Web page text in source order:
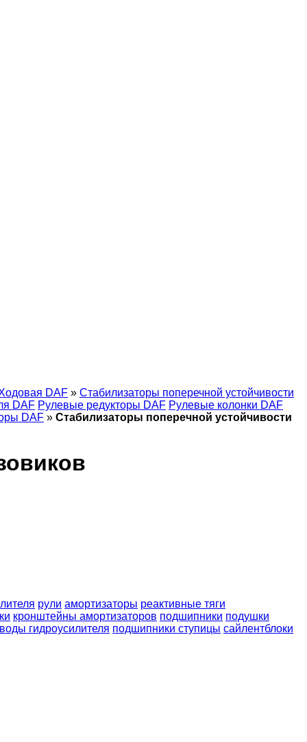
DAF » Стабилизаторы поперечной устойчивости
DAF Рулевые редукторы DAF Рулевые колонки DAF
DAF » Стабилизаторы поперечной устойчивости
рули амортизаторы реактивные тяги
кронштейны амортизаторов подшипники подушки
гидроусилителя подшипники ступицы сайлентблоки